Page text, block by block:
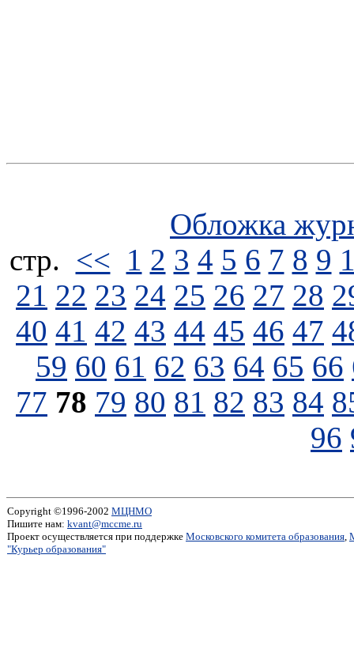
Обложка
стp. << 1 2 3 4 5 6 7 8 9
21 22 23 24 25 26 27 28
40 41 42 43 44 45 46 47
59 60 61 62 63 64 65 66
77 78 79 80 81 82 83 84
96
Copyright ©1996-2002 МЦНМО
Пишите нам: kvant@mccme.ru
Проект осуществляется при поддержке Московского комитета образования,
"Курьер образования"